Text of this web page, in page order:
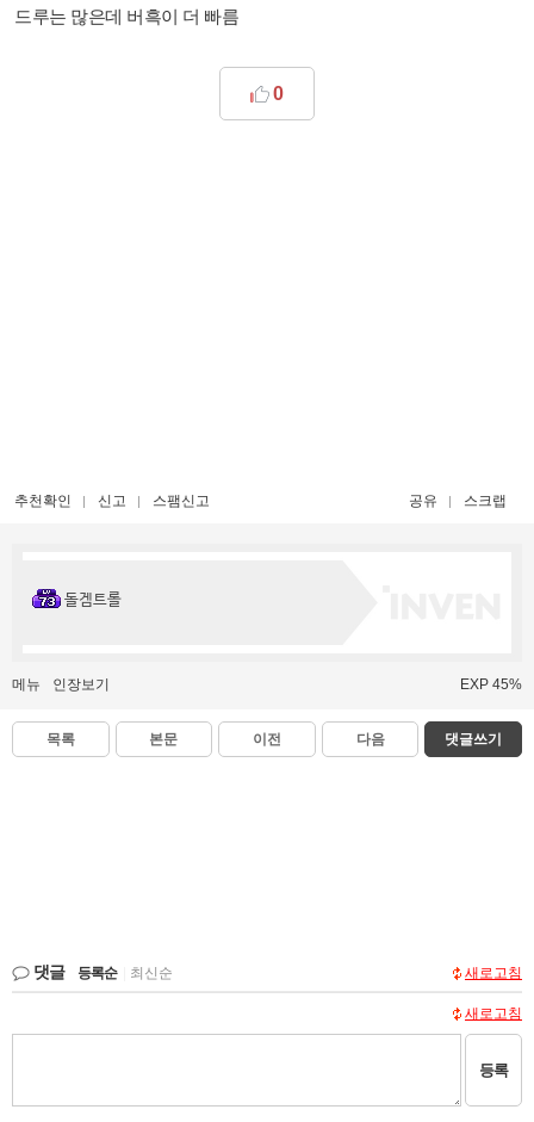
드루는 많은데 버흑이 더 빠름
0
추천확인 신고 스팸신고 공유 스크랩
돌겜트롤
메뉴 인장보기 EXP 45%
목록 본문 이전 다음 댓글쓰기
댓글 등록순 최신순 새로고침
새로고침
등록